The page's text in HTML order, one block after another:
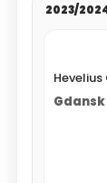
2023/
Gdansk